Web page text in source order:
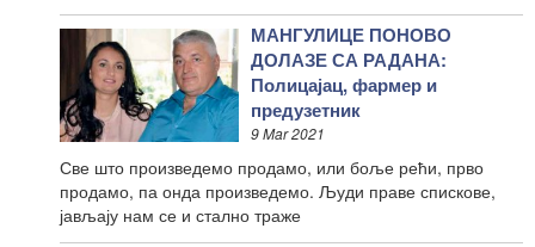
МАНГУЛИЦЕ ПОНОВО
ДОЛАЗЕ СА РАДАНА:
Полицајац, фармер и
предузетник
9 Mar 2021
Све што произведемо продамо, или боље рећи, прво
продамо, па онда произведемо. Људи праве спискове,
јављају нам се и стално траже